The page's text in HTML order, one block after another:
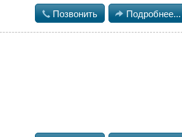
 Позвонить  Подробнее...